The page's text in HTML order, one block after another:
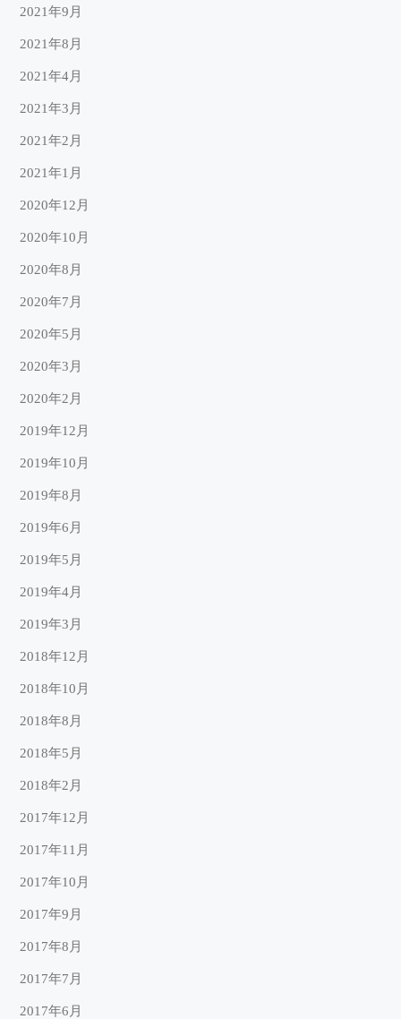
2021年9月
2021年8月
2021年4月
2021年3月
2021年2月
2021年1月
2020年12月
2020年10月
2020年8月
2020年7月
2020年5月
2020年3月
2020年2月
2019年12月
2019年10月
2019年8月
2019年6月
2019年5月
2019年4月
2019年3月
2018年12月
2018年10月
2018年8月
2018年5月
2018年2月
2017年12月
2017年11月
2017年10月
2017年9月
2017年8月
2017年7月
2017年6月